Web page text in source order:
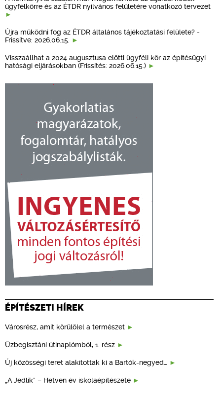
ügyfélkörre és az ÉTDR nyilvános felületére vonatkozó tervezet
Újra működni fog az ÉTDR általános tájékoztatási felülete? -
Frissítve: 2026.06.15.
Visszaállhat a 2024 augusztusa előtti ügyféli kör az építésügyi
hatósági eljárásokban (Frissítés: 2026.06.15.)
ÉPÍTÉSZETI HÍREK
Városrész, amit körülölel a természet
Üzbegisztáni útinaplómból, 1. rész
Új közösségi teret alakítottak ki a Bartók-negyed…
„A Jedlik” – Hetven év iskolaépítészete